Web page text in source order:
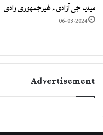
ميڊيا جي آزادي ۽ غيرجمھوري وادي
06-03-2024
Advertisement